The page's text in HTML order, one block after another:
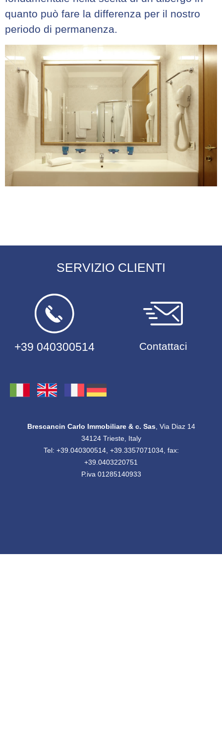
quanto può fare la differenza per il nostro
periodo di permanenza.
SERVIZIO CLIENTI
+39 040300514 Contattaci
Brescancin Carlo Immobiliare & c. Sas , Via Diaz 14
34124 Trieste, Italy
Tel: +39.040300514, +39.3357071034, fax:
+39.0403220751
P.iva 01285140933